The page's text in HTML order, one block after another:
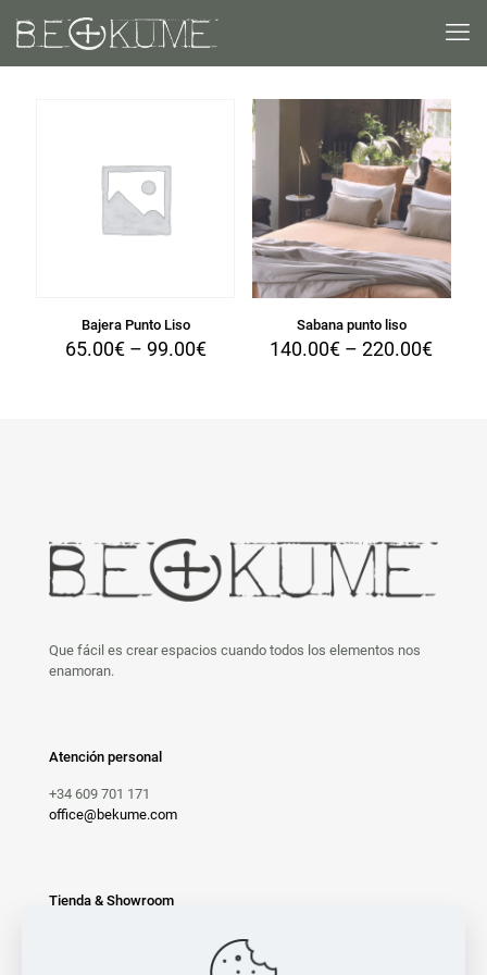
Bajera Punto Liso
65.00€– 99.00€
Sabana punto liso
140.00€ –220.00€
Que fácil es crear espacios cuando todos los elementos nos
enamoran.
Atención personal
+34 609 701 171
office@bekume.com
Tienda & Showroom